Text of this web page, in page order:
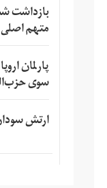
بازداشت
متهم
پارلمان
سوی
ارتش